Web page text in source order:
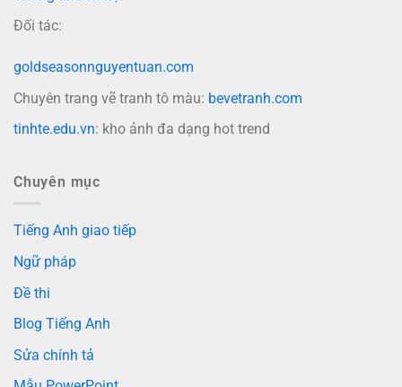
Đối tác:
goldseasonnguyentuan.com
Chuyên trang vẽ tranh tô màu: bevetranh.com
tinhte.edu.vn: kho ảnh đa dạng hot trend
Chuyên mục
Tiếng Anh giao tiếp
Ngữ pháp
Đề thi
Blog Tiếng Anh
Sửa chính tả